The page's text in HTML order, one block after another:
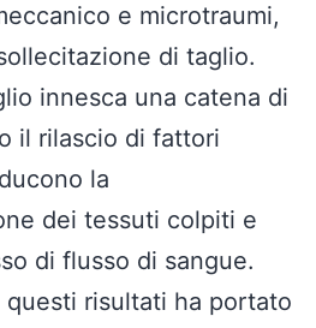
e microtraumi,
di taglio.
innesca una catena di
il rilascio di fattori
la
dei tessuti colpiti e
di flusso di sangue.
questi risultati ha portato